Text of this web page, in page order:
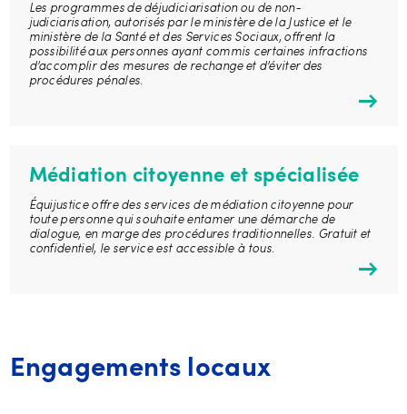
Les programmes de déjudiciarisation ou de non-
judiciarisation, autorisés par le ministère de la Justice et le
ministère de la Santé et des Services Sociaux, offrent la
possibilité aux personnes ayant commis certaines infractions
d’accomplir des mesures de rechange et d’éviter des
procédures pénales.
Médiation citoyenne et spécialisée
Équijustice offre des services de médiation citoyenne pour
toute personne qui souhaite entamer une démarche de
dialogue, en marge des procédures traditionnelles. Gratuit et
confidentiel, le service est accessible à tous.
Engagements locaux